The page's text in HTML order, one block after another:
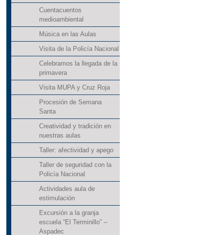
Cuentacuentos
medioambiental
Música en las Aulas
Visita de la Policía Nacional
Celebramos la llegada de la
primavera
Visita MUPA y Cruz Roja
Procesión de Semana
Santa
Creatividad y tradición en
nuestras aulas
Taller: afectividad y apego
Taller de seguridad con la
Policía Nacional
Actividades aula de
estimulación
Excursión a la granja
escuela “El Terminillo” –
Aspadec